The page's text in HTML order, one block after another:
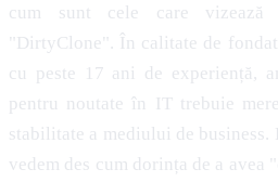
cum sunt cele care vizează
"DirtyClone". În calitate de
cu peste 17 ani de experiență,
pentru noutate în IT trebuie
stabilitate a mediului de
vedem des cum dorința de a avea